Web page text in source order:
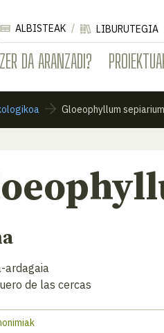
ZER DA ARANZADI?
ALBISTEAK LIBURUTEGIA
Gloeophyllum sepiarium
ardagaia
de las cercas